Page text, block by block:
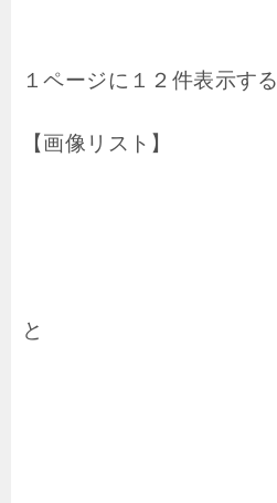
１ページに１２件表示する
【画像リスト】
と